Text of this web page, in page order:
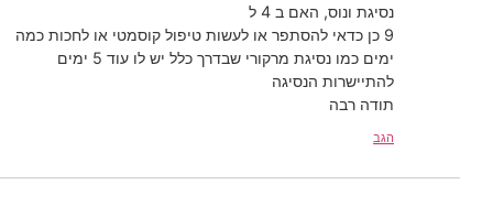
נסיגת ונוס, האם ב 4 ל
9 כן כדאי להסתפר או לעשות טיפול קוסמטי או לחכות כמה
ימים כמו נסיגת מרקורי שבדרך כלל יש לו עוד 5 ימים
להתיישרות הנסיגה
תודה רבה
הגב